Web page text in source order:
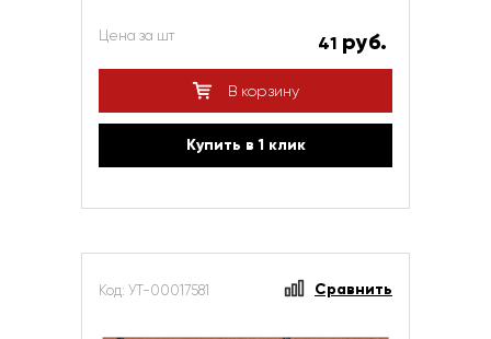
Цена за шт 41 руб.
В корзину
Купить в 1 клик
Код: УТ-00017581 Сравнить